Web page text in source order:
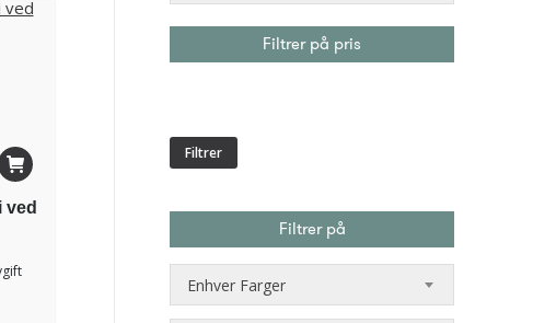
ved
Filtrer på pris
Filtrer
Filtrer på
Enhver Farger